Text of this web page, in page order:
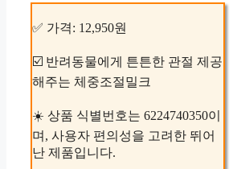
✅ 가격: 12,950원
☑️ 반려동물에게 튼튼한 관절 제공
해주는 체중조절밀크
☀️ 상품 식별번호는 6224740350이
며, 사용자 편의성을 고려한 뛰어
난 제품입니다.